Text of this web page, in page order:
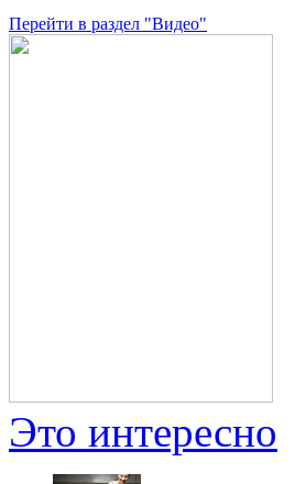
Перейти в раздел "Видео"
Это интересно